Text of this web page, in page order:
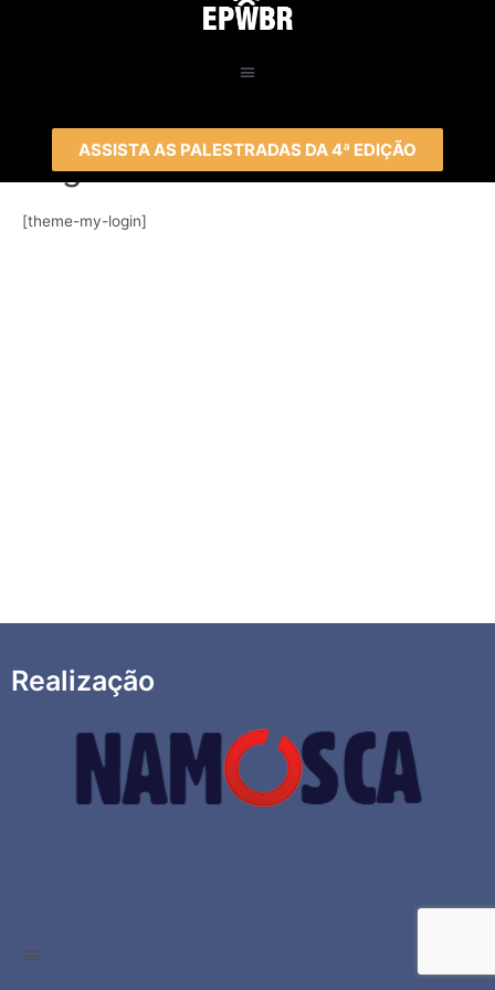
ASSISTA AS PALESTRADAS DA 4ª EDIÇÃO
Register
[theme-my-login]
Realização